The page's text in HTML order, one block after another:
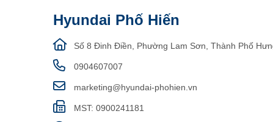
Hyundai Phố Hiến
Số 8 Đinh Điền, Phường Lam Sơn, Thành Phố
0904607007
marketing@hyundai-phohien.vn
MST: 0900241181